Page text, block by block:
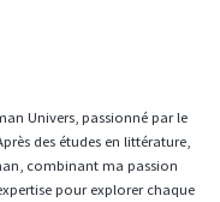
Univers, passionné par le
des études en littérature,
combinant ma passion
pour explorer chaque